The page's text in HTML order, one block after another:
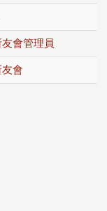
會管理員
會